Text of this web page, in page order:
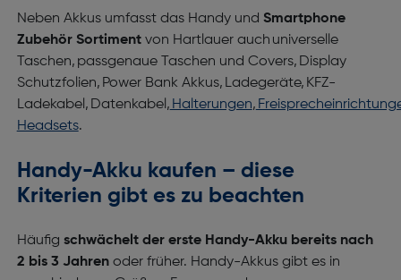
Neben Akkus umfasst das Handy und Smartphone
Zubehör Sortimentvon Hartlauer auch universelle
Taschen, passgenaue Taschen und Covers, Display
Schutzfolien, Power Bank Akkus, Ladegeräte, KFZ-
Ladekabel, Datenkabel, Halterungen,
Headsets.
Handy-Akku kaufen – diese
Kriterien gibt es zu beachten
Häufig schwächelt der erste Handy-Akku bereits nach
2 bis 3 Jahrenoder früher. Handy-Akkus gibt es in